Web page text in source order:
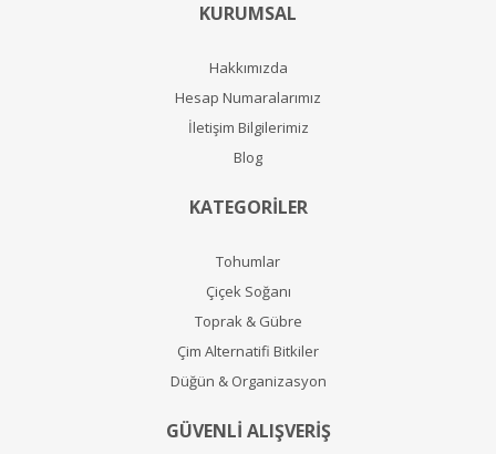
KURUMSAL
Hakkımızda
Hesap Numaralarımız
İletişim Bilgilerimiz
Blog
KATEGORİLER
Tohumlar
Çiçek Soğanı
Toprak & Gübre
Çim Alternatifi Bitkiler
Düğün & Organizasyon
GÜVENLİ ALIŞVERİŞ